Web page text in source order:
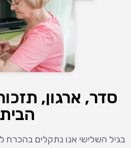
סדר, ארגון,
הבית
בגיל השלישי אנו נתקלים בהכרח